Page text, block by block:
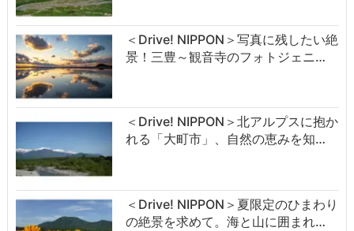
＜Drive! NIPPON＞写真に残したい絶
景！三豊～観音寺のフォトジェニ…
＜Drive! NIPPON＞北アルプスに抱か
れる「大町市」、自然の恵みを知…
＜Drive! NIPPON＞夏限定のひまわり
の絶景を求めて。海と山に囲まれ…